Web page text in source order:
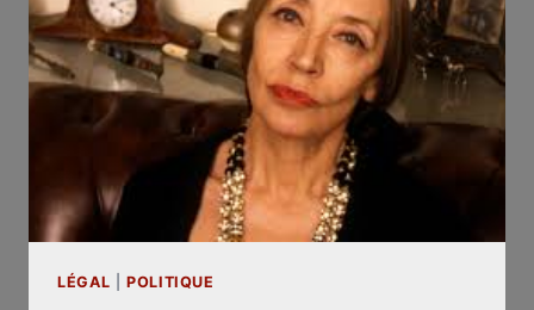
FAURISSON
LÉGAL |POLITIQUE